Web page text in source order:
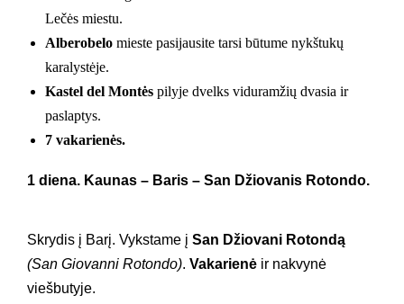
Lečės miestu.
Alberobelo mieste pasijausite tarsi būtume nykštukų
karalystėje.
Kastel del Montės pilyje dvelks viduramžių dvasia ir
paslaptys.
7 vakarienės.
1 diena. Kaunas – Baris – San Džiovanis Rotondo.
Skrydis į Barį. Vykstame į San Džiovani Rotondą
(San Giovanni Rotondo). Vakarienė ir nakvynė
viešbutyje.